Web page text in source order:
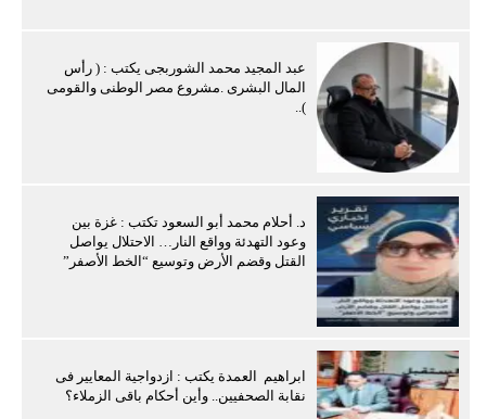
عبد المجيد محمد الشوربجى يكتب : ( رأس
المال البشرى .مشروع مصر الوطنى والقومى
)..
د. أحلام محمد أبو السعود تكتب : غزة بين
وعود التهدئة وواقع النار… الاحتلال يواصل
القتل وقضم الأرض وتوسيع “الخط الأصفر”
ابراهيم العمدة يكتب : ازدواجية المعايير فى
نقابة الصحفيين.. وأين أحكام باقى الزملاء؟